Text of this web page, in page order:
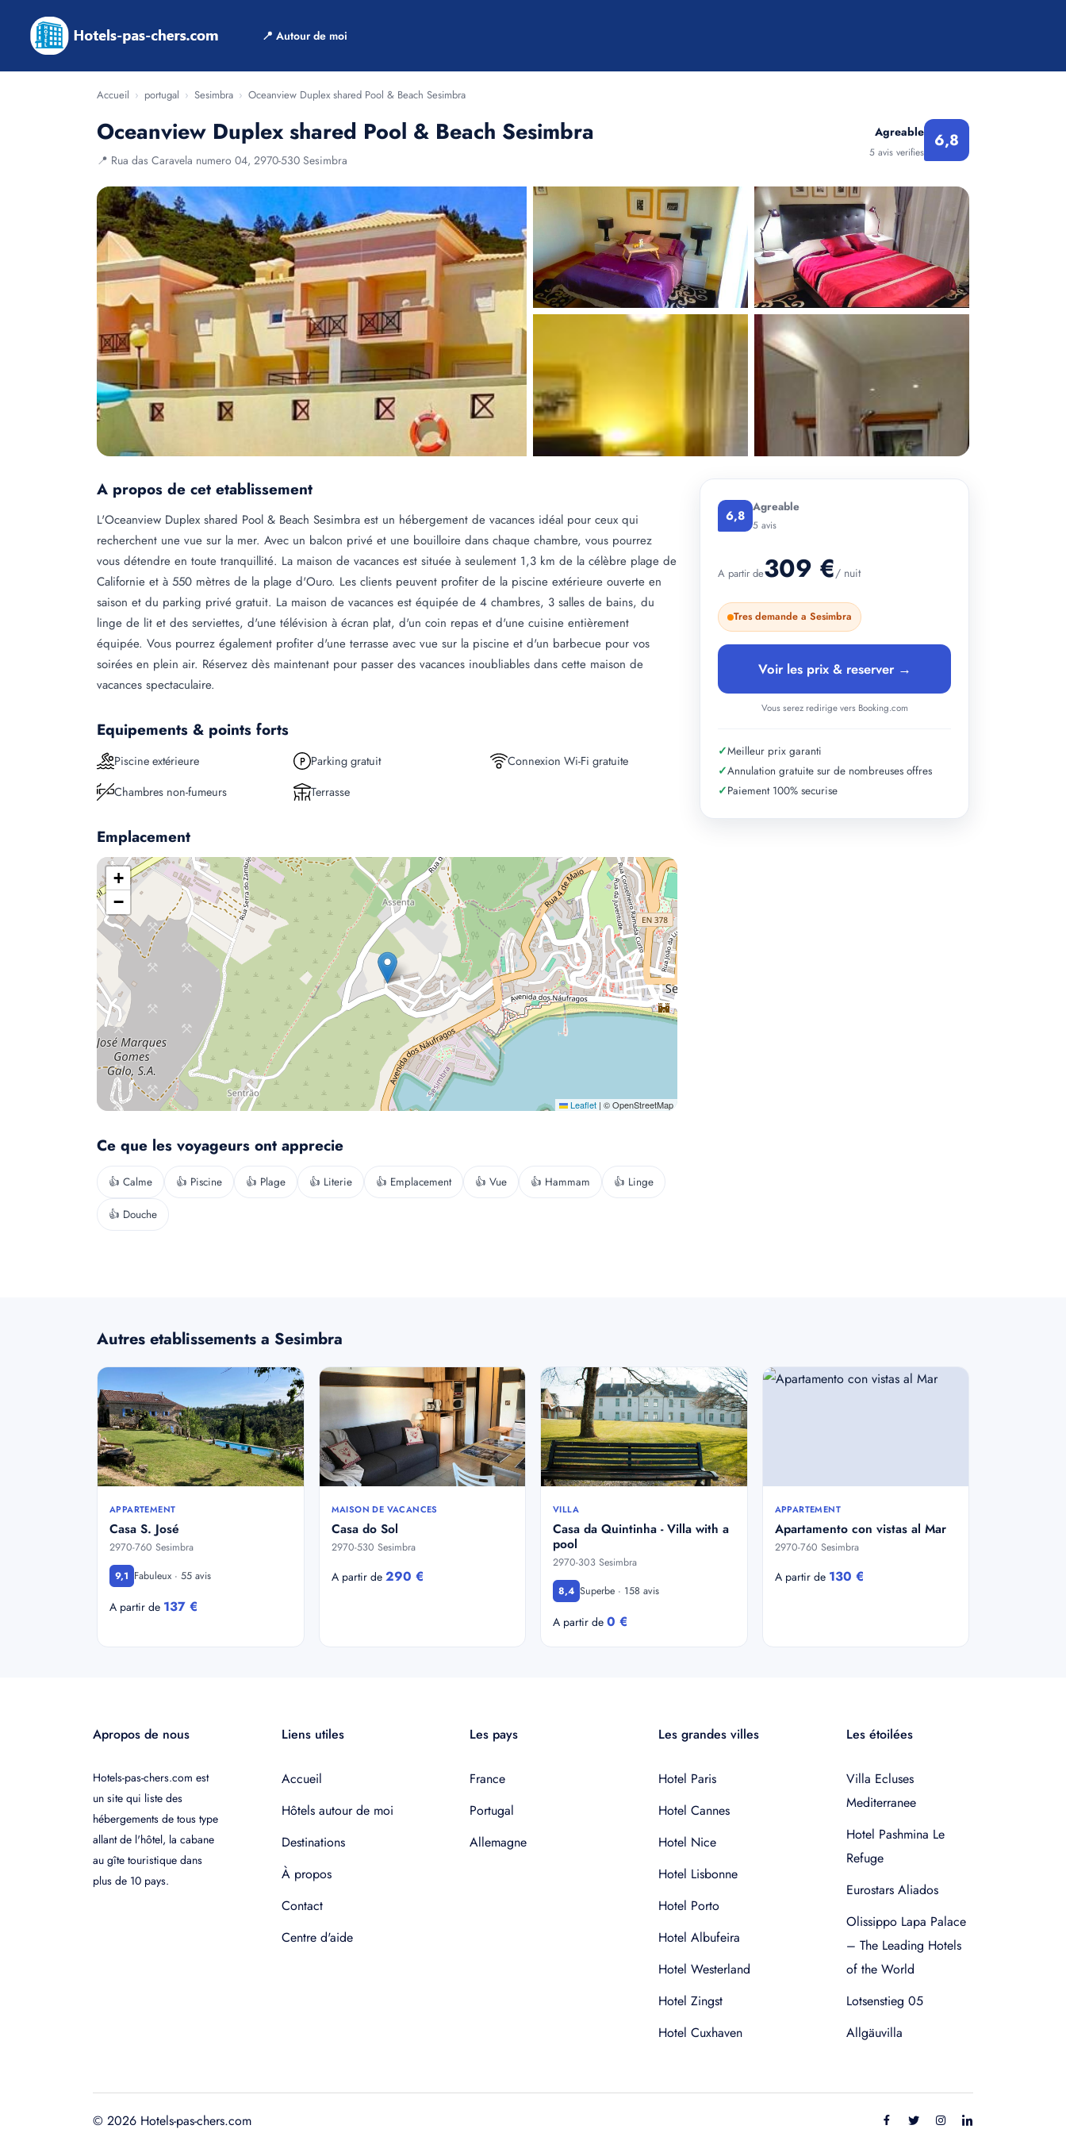
📍 Autour de moi
Accueil › portugal › Sesimbra › Oceanview Duplex shared Pool & Beach Sesimbra
Oceanview Duplex shared Pool & Beach Sesimbra
📍 Rua das Caravela numero 04, 2970-530 Sesimbra
Agreable
5 avis verifies
6,8
A propos de cet etablissement
L'Oceanview Duplex shared Pool & Beach Sesimbra est un hébergement de vacances idéal pour ceux qui
recherchent une vue sur la mer. Avec un balcon privé et une bouilloire dans chaque chambre, vous pourrez
vous détendre en toute tranquillité. La maison de vacances est située à seulement 1,3 km de la célèbre plage de
Californie et à 550 mètres de la plage d'Ouro. Les clients peuvent profiter de la piscine extérieure ouverte en
saison et du parking privé gratuit. La maison de vacances est équipée de 4 chambres, 3 salles de bains, du
linge de lit et des serviettes, d'une télévision à écran plat, d'un coin repas et d'une cuisine entièrement
équipée. Vous pourrez également profiter d'une terrasse avec vue sur la piscine et d'un barbecue pour vos
soirées en plein air. Réservez dès maintenant pour passer des vacances inoubliables dans cette maison de
vacances spectaculaire.
Equipements & points forts
Piscine extérieure Parking gratuit
Connexion Wi-Fi gratuite
Chambres non-fumeurs
Terrasse
Emplacement
+
−
Leaflet | © OpenStreetMap
Ce que les voyageurs ont apprecie
👍 Calme 👍 Piscine 👍 Plage 👍 Literie 👍 Emplacement 👍 Vue 👍 Hammam 👍 Linge
👍 Douche
6,8 Agreable
5 avis
A partir de309 €/ nuit
Tres demande a Sesimbra
Voir les prix & reserver →
Vous serez redirige vers Booking.com
✓Meilleur prix garanti
✓Annulation gratuite sur de nombreuses offres
✓Paiement 100% securise
Autres etablissements a Sesimbra
APPARTEMENT
Casa S. José
2970-760 Sesimbra
9,1 Fabuleux · 55 avis
A partir de 137 €
MAISON DE VACANCES
Casa do Sol
2970-530 Sesimbra
A partir de 290 €
VILLA
Casa da Quintinha - Villa with a
pool
2970-303 Sesimbra
8,4 Superbe · 158 avis
A partir de 0 €
APPARTEMENT
Apartamento con vistas al Mar
2970-760 Sesimbra
A partir de 130 €
Apropos de nous
Hotels-pas-chers.com est
un site qui liste des
hébergements de tous type
allant de l'hôtel, la cabane
au gîte touristique dans
plus de 10 pays.
Liens utiles
Accueil
Hôtels autour de moi
Destinations
À propos
Contact
Centre d'aide
Les pays
France
Portugal
Allemagne
Les grandes villes
Hotel Paris
Hotel Cannes
Hotel Nice
Hotel Lisbonne
Hotel Porto
Hotel Albufeira
Hotel Westerland
Hotel Zingst
Hotel Cuxhaven
Les étoilées
Villa Ecluses
Mediterranee
Hotel Pashmina Le
Refuge
Eurostars Aliados
Olissippo Lapa Palace
– The Leading Hotels
of the World
Lotsenstieg 05
Allgäuvilla
© 2026 Hotels-pas-chers.com